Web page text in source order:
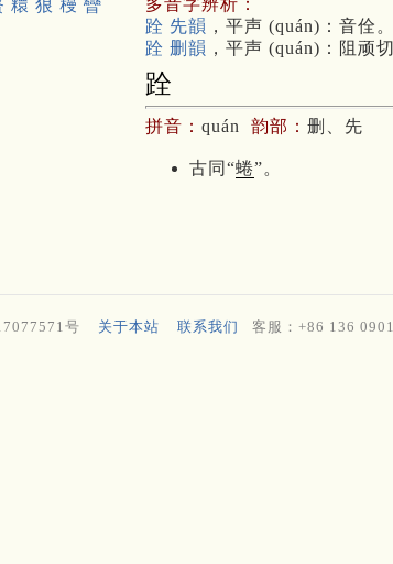
糫 狠 䅼 矕
跧 先韻 ，平声 (quán)：音佺
跧 删韻 ，平声 (quán)：阻顽
跧
拼音： quán 韵部： 删、先
古同“蜷”。
号 关于本站 联系我们 客服：+86 136